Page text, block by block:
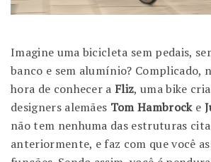
Imagine uma bicicleta sem pedais,
banco e sem alumínio? Complicado,
hora de conhecer aFliz, uma bike
designers alemães Tom Hambrocke
não tem nenhuma das estruturas
anteriormente, e faz com que você